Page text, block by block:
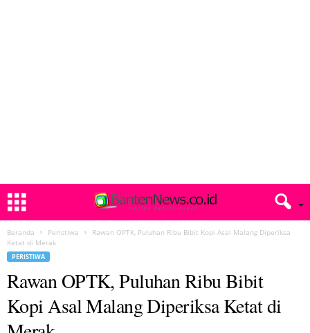
Beranda Peristiwa
Rawan OPTK, Puluhan Ribu Bibit Kopi Asal Malang Diperiksa
Ketat di Merak
PERISTIWA
Rawan OPTK, Puluhan Ribu Bibit
Kopi Asal Malang Diperiksa Ketat di